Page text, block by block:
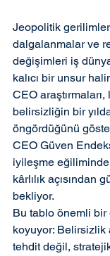
Jeopolitik
dalgalanmalar ve
değişimleri iş
kalıcı bir unsur
CEO
belirsizliğin bir
öngördüğünü
CEO Güven
iyileşme
kârlılık açısından
bekliyor.
Bu tablo önemli
koyuyor: Belirsizlik
tehdit değil,